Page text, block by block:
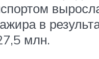
в
млн.